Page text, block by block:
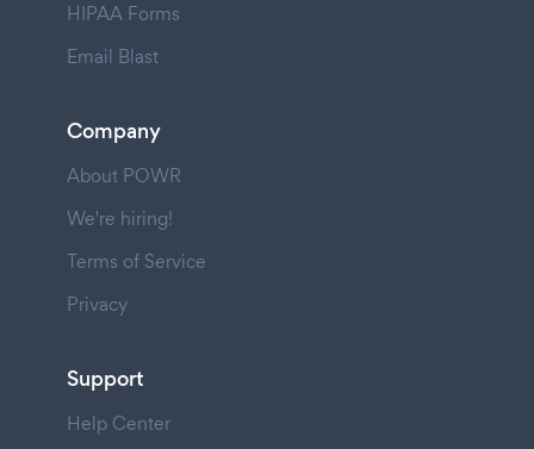
HIPAA Forms
Email Blast
Company
About POWR
We're hiring!
Terms of Service
Privacy
Support
Help Center